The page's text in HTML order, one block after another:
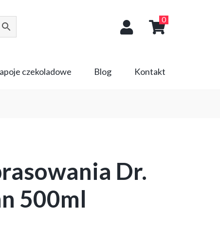
0
czekoladowe Blog Kontakt
Dr.
500ml